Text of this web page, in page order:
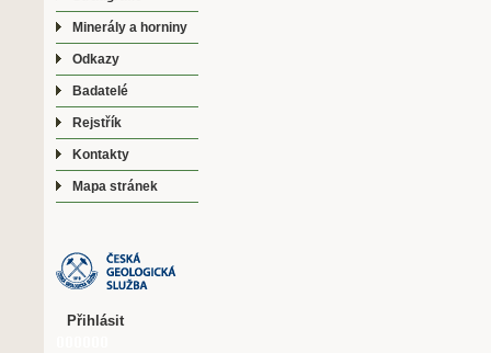
Minerály a horniny
Odkazy
Badatelé
Rejstřík
Kontakty
Mapa stránek
Přihlásit